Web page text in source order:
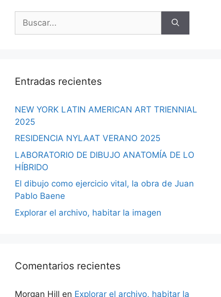
Entradas recientes
NEW YORK LATIN AMERICAN ART TRIENNIAL
2025
RESIDENCIA NYLAAT VERANO 2025
LABORATORIO DE DIBUJO ANATOMÍA DE LO
HÍBRIDO
El dibujo como ejercicio vital, la obra de Juan
Pablo Baene
Explorar el archivo, habitar la imagen
Comentarios recientes
Morgan Hill en Explorar el archivo, habitar la